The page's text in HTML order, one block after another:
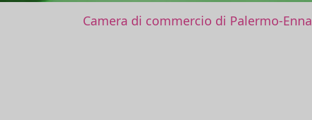
Camera di commercio di Palermo-Enna